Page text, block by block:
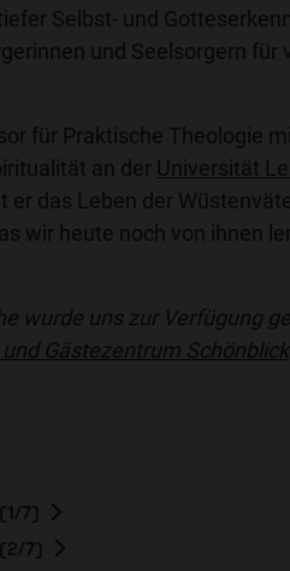
Selbst- und
und Seelsorgern für
für Praktische Theologie
an der Universität
das Leben der
wir heute noch von ihnen
wurde uns zur Verfügung
Gästezentrum Schönblick
7)
7)